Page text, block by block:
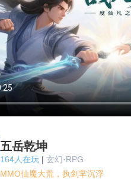
五岳乾坤
164人在玩 | 玄幻·RPG
MMO仙魔大荒，执剑掌沉浮